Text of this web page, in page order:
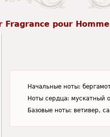
Fragrance pour
Начальные ноты:
Ноты сердца: мускатный
Базовые ноты: ветивер,